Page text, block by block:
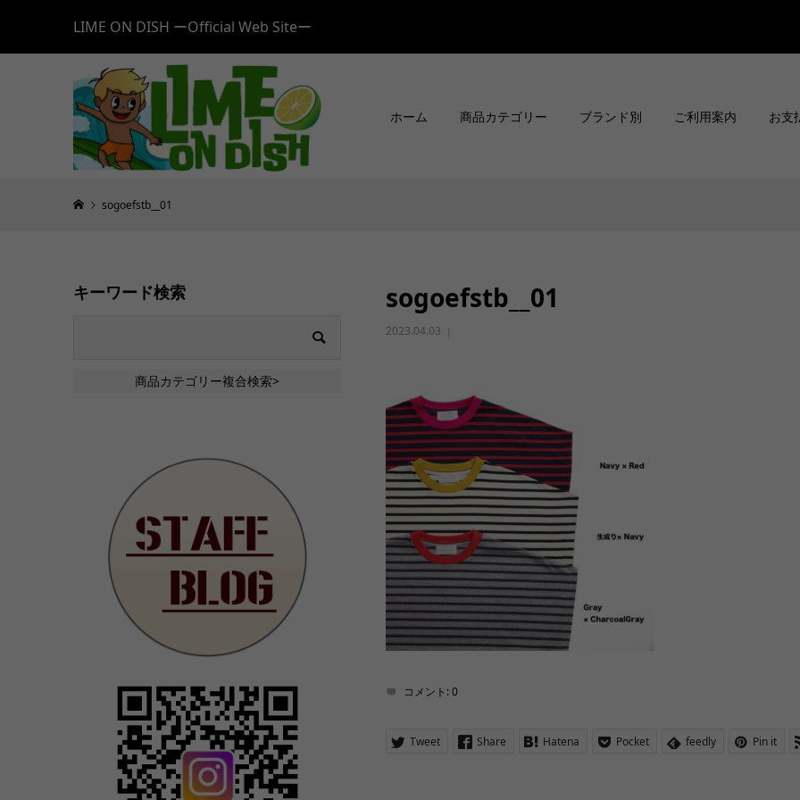
LIME ON DISH ーOfficial Web Siteー
ホーム 商品カテゴリー ブランド別 ご利用案内 お支
sogoefstb__01
sogoefstb__01
2023.04.03
コメント:0
Tweet Share Hatena Pocket feedly Pin it
キーワード検索
商品カテゴリー複合検索>